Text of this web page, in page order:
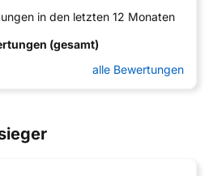
in den letzten 12 Monaten
(gesamt)
alle Bewertungen